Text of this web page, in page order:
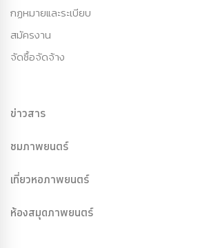
กฏหมายและระเบียบ
สมัครงาน
จัดซื้อจัดจ้าง
ข่าวสาร
ชมภาพยนตร์
เที่ยวหอภาพยนตร์
ห้องสมุดภาพยนตร์